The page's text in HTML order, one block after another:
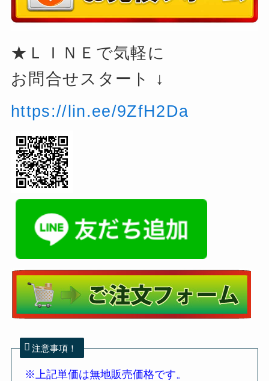
★ＬＩＮＥで気軽に
お問合せスタート ↓
https://lin.ee/9ZfH2Da
注意事項！
※上記単価は無地販売価格です。